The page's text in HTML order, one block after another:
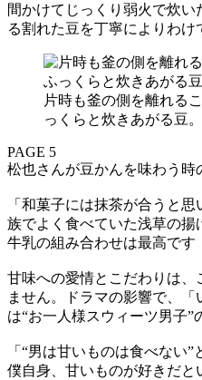
間かけてじっくり弱火で炊
る割れた豆を丁寧によりわけ
片時も釜の側を離れる
っくらと炊きあがる豆。
PAGE 5
松也さんが豆かんを味わう時
「和菓子には抹茶が合うと
族でよく食べていた浅草の揚
牛乳の組み合わせは最高です
甘味への愛情とこだわりは
ません。ドラマの影響で、
は“お一人様スウィーツ男子”
「“男は甘いものは食べない
僕自身、甘いものが好きだと